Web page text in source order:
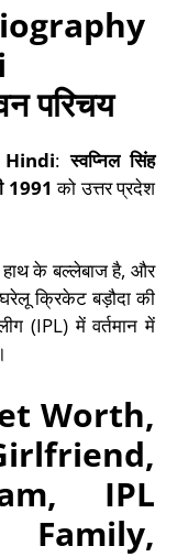
परिचय
:स्वप्निल सिंह
1991 को उत्तर प्रदेश
हाथ के बल्लेबाज है, और
क्रिकेट बड़ौदा की
(IPL) में वर्तमान में
Worth,
IPL
Family,